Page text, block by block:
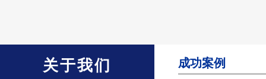
关于我们 成功案例